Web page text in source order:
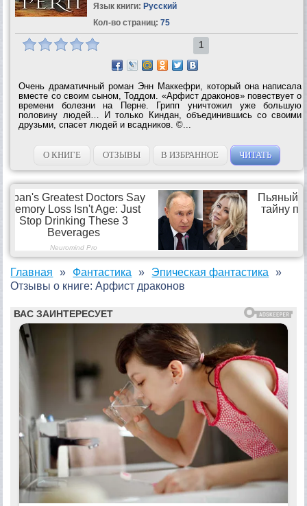
Язык книги: Русский
Кол-во страниц: 75
1
Очень драматичный роман Энн Маккефри, который она написала
вместе со своим сыном, Тоддом. «Арфист драконов» повествует о
времени болезни на Перне. Грипп уничтожил уже большую
половину людей… И только Киндан, объединившись со своими
друзьми, спасет людей и всадников. ©...
О КНИГЕ ОТЗЫВЫ В ИЗБРАННОЕ ЧИТАТЬ
Главная Фантастика
Эпическая фантастика
Отзывы о книге: Арфист драконов